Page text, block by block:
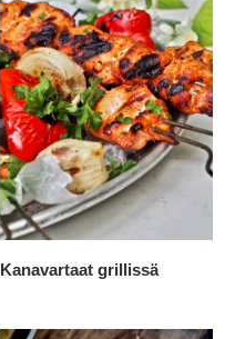
Kanavartaat grillissä